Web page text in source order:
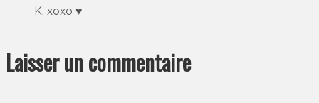
K. xoxo ♥
Laisser un commentaire